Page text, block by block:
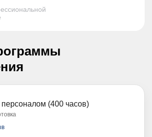
(400 часов)